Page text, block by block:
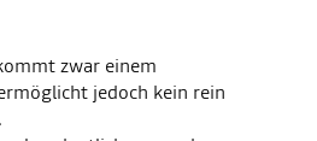
zwar einem
jedoch kein rein